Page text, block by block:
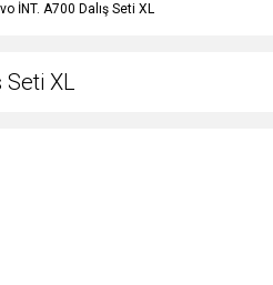
İNT. A700 Dalış Seti XL
Seti XL